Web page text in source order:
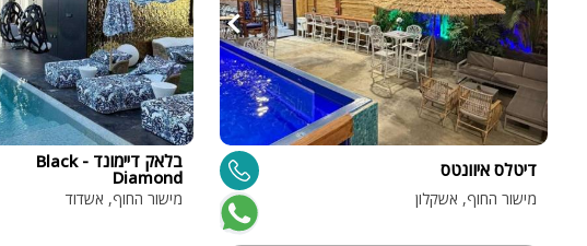
דיטלס איוונטס
מישור החוף, אשקלון
בלאק דיימונד - Black
Diamond
מישור החוף, אשדוד